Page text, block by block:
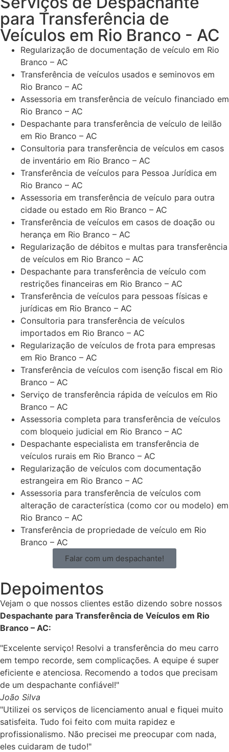
para Transferência de
Veículos em Rio Branco - AC
Regularização de documentação de veículo em Rio
Branco – AC
Transferência de veículos usados e seminovos em
Rio Branco – AC
Assessoria em transferência de veículo financiado em
Rio Branco – AC
Despachante para transferência de veículo de leilão
em Rio Branco – AC
Consultoria para transferência de veículos em casos
de inventário em Rio Branco – AC
Transferência de veículos para Pessoa Jurídica em
Rio Branco – AC
Assessoria em transferência de veículo para outra
cidade ou estado em Rio Branco – AC
Transferência de veículos em casos de doação ou
herança em Rio Branco – AC
Regularização de débitos e multas para transferência
de veículos em Rio Branco – AC
Despachante para transferência de veículo com
restrições financeiras em Rio Branco – AC
Transferência de veículos para pessoas físicas e
jurídicas em Rio Branco – AC
Consultoria para transferência de veículos
importados em Rio Branco – AC
Regularização de veículos de frota para empresas
em Rio Branco – AC
Transferência de veículos com isenção fiscal em Rio
Branco – AC
Serviço de transferência rápida de veículos em Rio
Branco – AC
Assessoria completa para transferência de veículos
com bloqueio judicial em Rio Branco – AC
Despachante especialista em transferência de
veículos rurais em Rio Branco – AC
Regularização de veículos com documentação
estrangeira em Rio Branco – AC
Assessoria para transferência de veículos com
alteração de característica (como cor ou modelo) em
Rio Branco – AC
Transferência de propriedade de veículo em Rio
Branco – AC
Falar com um despachante!
Depoimentos
Vejam o que nossos clientes estão dizendo sobre nossos
Despachante para Transferência de Veículos em Rio
Branco – AC:
"Excelente serviço! Resolvi a transferência do meu carro
em tempo recorde, sem complicações. A equipe é super
eficiente e atenciosa. Recomendo a todos que precisam
de um despachante confiável!"
João Silva
"Utilizei os serviços de licenciamento anual e fiquei muito
satisfeita. Tudo foi feito com muita rapidez e
profissionalismo. Não precisei me preocupar com nada,
eles cuidaram de tudo!"